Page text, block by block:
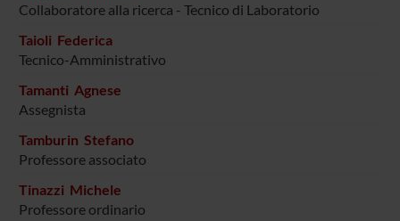
Collaboratore alla ricerca - Tecnico di Laboratorio
Taioli Federica
Tecnico-Amministrativo
Tamanti Agnese
Assegnista
Tamburin Stefano
Professore associato
Tinazzi Michele
Professore ordinario